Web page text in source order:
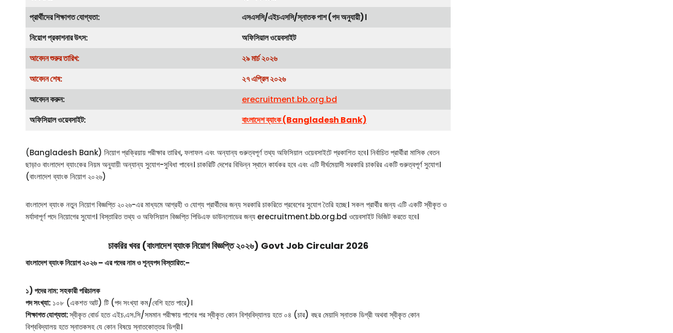
প্রার্থীদের শিক্ষাগত যোগ্যতা:
এসএসসি/এইচএসসি/স্নাতক পাশ (পদ অনুযায়ী)।
নিয়োগ প্রকাশনার উৎস:
অফিসিয়াল ওয়েবসাইট
আবেদন শুরুর তারিখ:
২৯ মার্চ ২০২৬
আবেদন শেষ:
২৭ এপ্রিল ২০২৬
আবেদন করুন:
erecruitment.bb.org.bd
অফিসিয়াল ওয়েবসাইট:
বাংলাদেশ ব্যাংক (Bangladesh Bank)
(Bangladesh Bank) নিয়োগ প্রক্রিয়ায় পরীক্ষার তারিখ, ফলাফল এবং অন্যান্য গুরুত্বপূর্ণ তথ্য অফিসিয়াল ওয়েবসাইটে প্রকাশিত হবে। নির্বাচিত প্রার্থীরা মাসিক বেতন
ছাড়াও বাংলাদেশ ব্যাংকের নিয়ম অনুযায়ী অন্যান্য সুযোগ-সুবিধা পাবেন। চাকরিটি দেশের বিভিন্ন স্থানে কার্যকর হবে এবং এটি দীর্ঘমেয়াদী সরকারি চাকরির একটি গুরুত্বপূর্ণ সুযোগ।
(বাংলাদেশ ব্যাংক নিয়োগ ২০২৬)
বাংলাদেশ ব্যাংক নতুন নিয়োগ বিজ্ঞপ্তি ২০২৬-এর মাধ্যমে আগ্রহী ও যোগ্য প্রার্থীদের জন্য সরকারি চাকরিতে প্রবেশের সুযোগ তৈরি হচ্ছে। সকল প্রার্থীর জন্য এটি একটি স্বীকৃত ও
মর্যাদাপূর্ণ পদে নিয়োগের সুযোগ। বিস্তারিত তথ্য ও অফিসিয়াল বিজ্ঞপ্তি পিডিএফ ডাউনলোডের জন্য erecruitment.bb.org.bd ওয়েবসাইট ভিজিট করতে হবে।
চাকরির খবর (বাংলাদেশ ব্যাংক নিয়োগ বিজ্ঞপ্তি ২০২৬) Govt Job Circular 2026
বাংলাদেশ ব্যাংক নিয়োগ ২০২৬ – এর পদের নাম ও শূন্যপদ বিস্তারিত:-
১) পদের নাম: সহকারী পরিচালক
পদ সংখ্যা: ১০৮ (একশত আট) টি (পদ সংখ্যা কম/বেশি হতে পারে)।
শিক্ষাগত যোগ্যতা:স্বীকৃত বোর্ড হতে এইচ.এস.সি/সমমান পরীক্ষায় পাশের পর স্বীকৃত কোন বিশ্ববিদ্যালয় হতে ০৪ (চার) বছর মেয়াদি স্নাতক ডিগ্রী অথবা স্বীকৃত কোন
বিশ্ববিদ্যালয় হতে স্নাতকসহ যে কোন বিষয়ে স্নাতকোত্তর ডিগ্রী।